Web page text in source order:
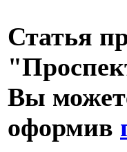
Статья
Вы
оформив